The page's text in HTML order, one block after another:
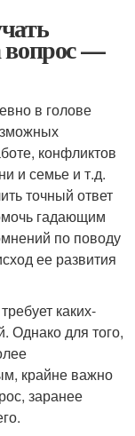
вопрос —
в голове
конфликтов
и семье и т.д.
точный ответ
гадающим
по поводу
ее развития
каких-
Однако для того,
крайне важно
заранее